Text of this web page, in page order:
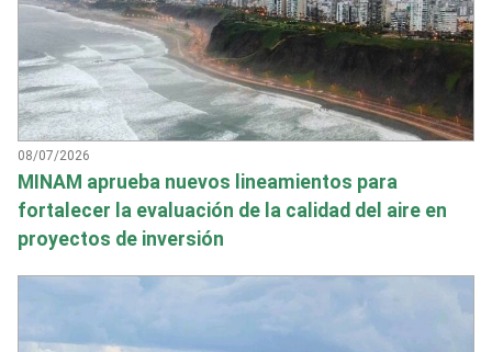
08/07/2026
MINAM aprueba nuevos lineamientos para
fortalecer la evaluación de la calidad del aire en
proyectos de inversión